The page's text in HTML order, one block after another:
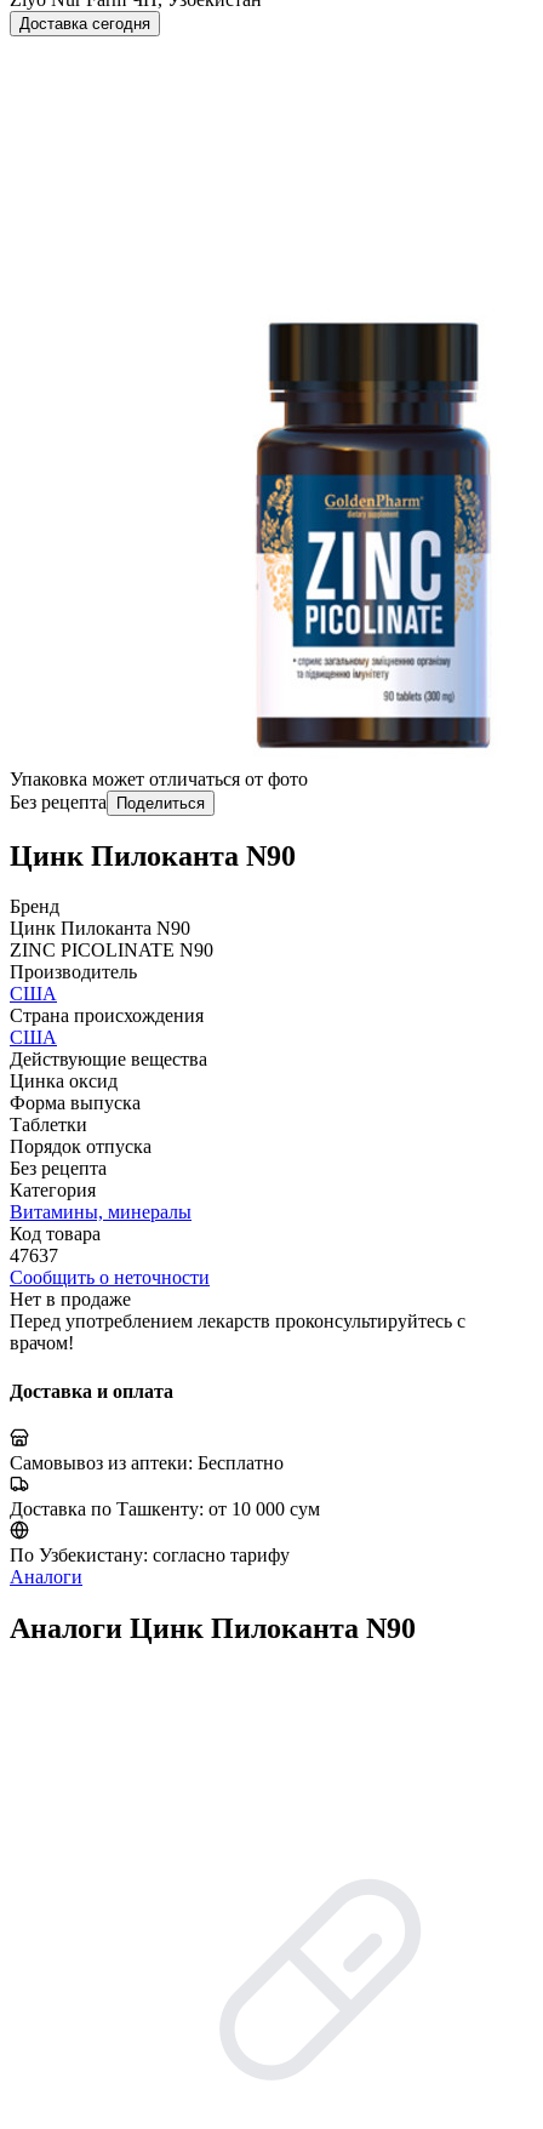
Доставка сегодня
Упаковка может отличаться от фото
Без рецепта
Поделиться
Цинк Пилоканта N90
Бренд
Цинк Пилоканта N90
ZINC PICOLINATE N90
Производитель
США
Страна происхождения
США
Действующие вещества
Цинка оксид
Форма выпуска
Таблетки
Порядок отпуска
Без рецепта
Категория
Витамины, минералы
Код товара
47637
Сообщить о неточности
Нет в продаже
Перед употреблением лекарств проконсультируйтесь с
врачом!
Доставка и оплата
Самовывоз из аптеки: Бесплатно
Доставка по Ташкенту: от 10 000 сум
По Узбекистану: согласно тарифу
Аналоги
Аналоги Цинк Пилоканта N90